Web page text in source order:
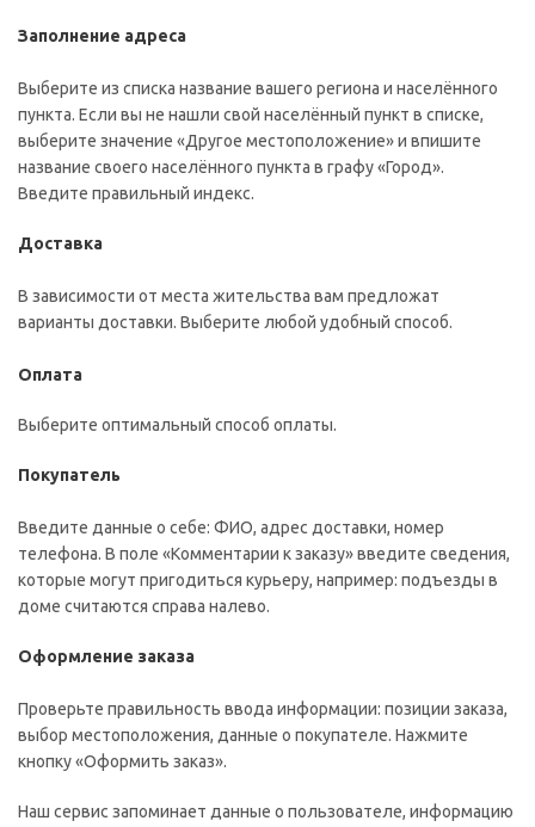
Заполнение адреса
Выберите из списка название вашего региона и населённого
пункта. Если вы не нашли свой населённый пункт в списке,
выберите значение «Другое местоположение» и впишите
название своего населённого пункта в графу «Город».
Введите правильный индекс.
Доставка
В зависимости от места жительства вам предложат
варианты доставки. Выберите любой удобный способ.
Оплата
Выберите оптимальный способ оплаты.
Покупатель
Введите данные о себе: ФИО, адрес доставки, номер
телефона. В поле «Комментарии к заказу» введите сведения,
которые могут пригодиться курьеру, например: подъезды в
доме считаются справа налево.
Оформление заказа
Проверьте правильность ввода информации: позиции заказа,
выбор местоположения, данные о покупателе. Нажмите
кнопку «Оформить заказ».
Наш сервис запоминает данные о пользователе, информацию